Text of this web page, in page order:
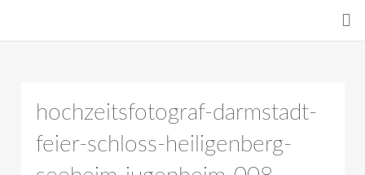
hochzeitsfotograf-darmstadt-
feier-schloss-heiligenberg-